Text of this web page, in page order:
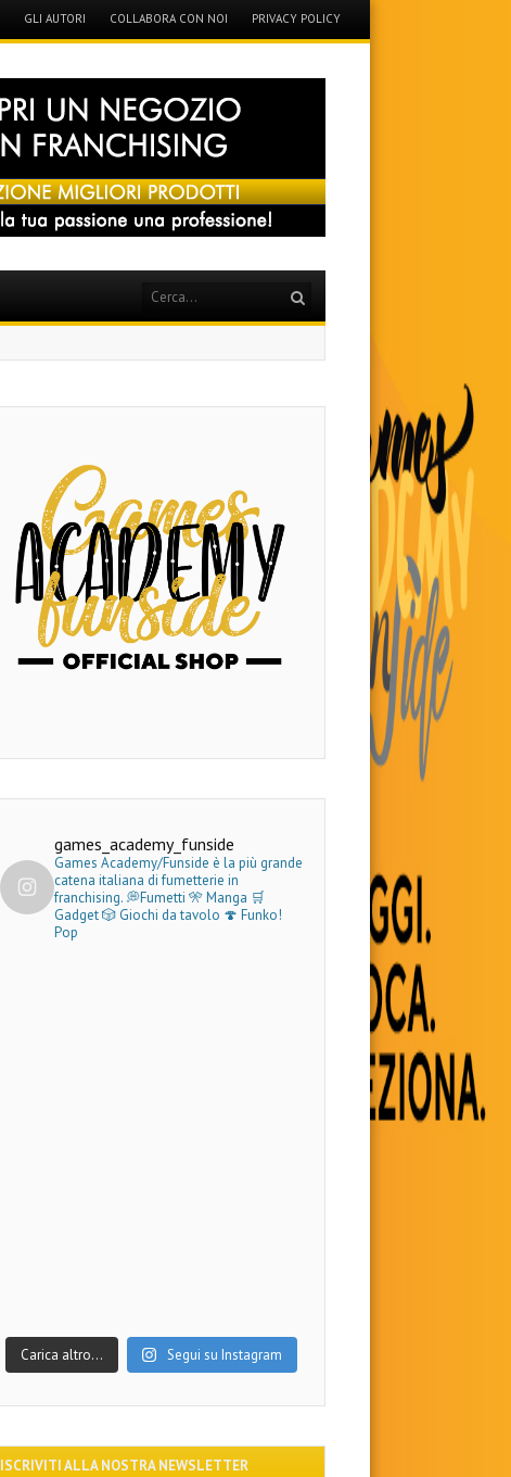
GLI AUTORI COLLABORA CON NOI PRIVACY POLICY
Search
games_academy_funside
Games Academy/Funside è la più grande
catena italiana di fumetterie in
franchising.💭Fumetti 🎌 Manga 🛒
Gadget🎲 Giochi da tavolo 🍄 Funko!
Pop
Carica altro… Segui su Instagram
ISCRIVITI ALLA NOSTRA NEWSLETTER